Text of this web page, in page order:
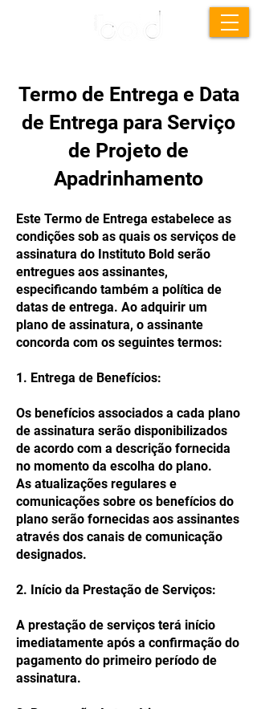
Termo de Entrega e Data
de Entrega para Serviço
de Projeto de
Apadrinhamento
Este Termo de Entrega estabelece as
condições sob as quais os serviços de
assinatura do Instituto Bold serão
entregues aos assinantes,
especificando também a política de
datas de entrega. Ao adquirir um
plano de assinatura, o assinante
concorda com os seguintes termos:
1. Entrega de Benefícios:
Os benefícios associados a cada plano
de assinatura serão disponibilizados
de acordo com a descrição fornecida
no momento da escolha do plano.
As atualizações regulares e
comunicações sobre os benefícios do
plano serão fornecidas aos assinantes
através dos canais de comunicação
designados.
2. Início da Prestação de Serviços:
A prestação de serviços terá início
imediatamente após a confirmação do
pagamento do primeiro período de
assinatura.